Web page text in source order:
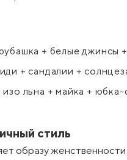
+ белые джинсы
+ сандалии +
изо льна + майка + юбка-
стиль
образу женственности